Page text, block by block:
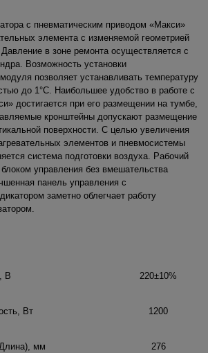
с пневматическим приводом «Макси»
элемента с изменяемой геометрией
в зоне ремонта осуществляется с
Возможность установки
позволяет устанавливать температуру
до 1°С. Наибольшее удобство в работе с
достигается при его размещении на тумбе,
кронштейны допускают размещение
поверхности. С целью увеличения
элементов и пневмосистемы
система подготовки воздуха. Рабочий
управления без вмешательства
панель управления с
заметно облегчает работу
В 220±10%
Вт 1200
мм 276